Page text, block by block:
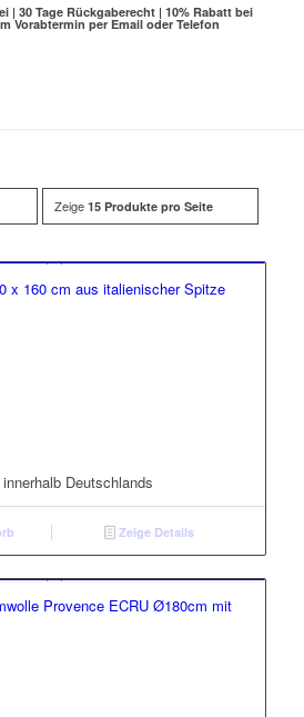
| 30 Tage Rückgaberecht | 10% Rabatt bei
Vorabtermin per Email oder Telefon
Zeige 15 Produkte pro Seite
x 160 cm aus italienischer Spitze
Deutschlands
Zeige Details
Provence ECRU Ø180cm mit